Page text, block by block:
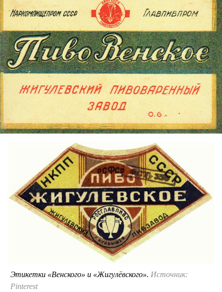
Этикетки «Венского» и «Жигулёвского». Источник:
Pinterest